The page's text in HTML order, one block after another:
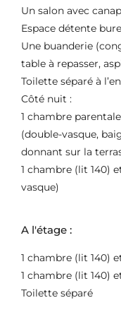
Un salon avec
Espace détente
Une buanderie
table à repasser,
Toilette séparé à
Côté nuit :
1 chambre
(double-vasque,
donnant sur la
1 chambre (lit 140)
vasque)
A l'étage :
1 chambre (lit 140)
1 chambre (lit 140)
Toilette séparé